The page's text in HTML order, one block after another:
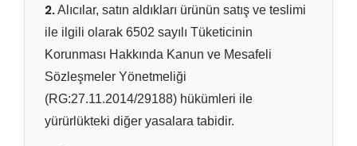
2.Alıcılar, satın aldıkları ürünün satış ve teslimi
ile ilgili olarak 6502 sayılı Tüketicinin
Korunması Hakkında Kanun ve Mesafeli
Sözleşmeler Yönetmeliği
(RG:27.11.2014/29188) hükümleri ile
yürürlükteki diğer yasalara tabidir.